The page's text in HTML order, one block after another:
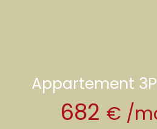
Appartement
682 € /